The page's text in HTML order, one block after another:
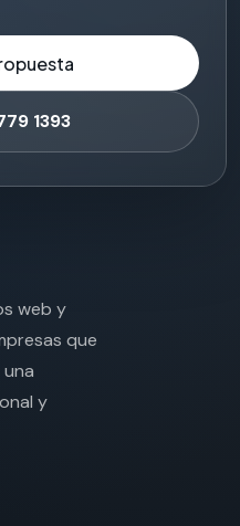
1393
web y
que
y